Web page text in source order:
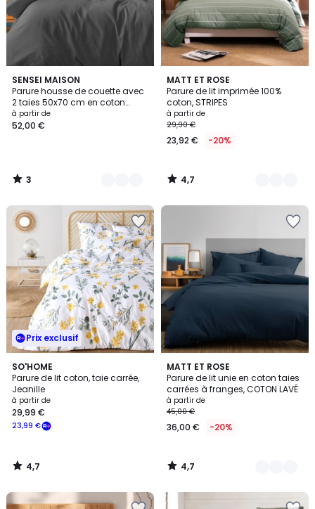
SENSEI MAISON
Parure housse de couette avec
2 taies 50x70 cm en coton
STUDIO
à partir de
52,00 €
3
/
5
16
Couleurs
3
/
MATT ET ROSE
Parure de lit imprimée 100%
coton, STRIPES
à partir de
29,90 €
23,92 € -20%
4,7
/ 5
2
Couleurs
4,7
/
Prix exclusif
SO'HOME
Parure de lit coton, taie carrée,
Jeanille
à partir de
23,99 €
29,99 €
4,7
/ 5
4,7
/
MATT ET ROSE
Parure de lit unie en coton taies
carrées à franges, COTON LAVÉ
à partir de
45,00 €
36,00 € -20%
4,7
/ 5
6
Couleurs
4,7
/